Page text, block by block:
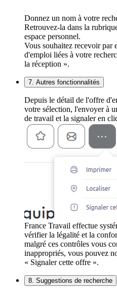
Donnez un nom à votre
Retrouvez-la dans la
espace personnel.
Vous souhaitez recevoir par
d'emploi liées à votre
la réception ».
7. Autres fonctionnalités
Depuis le détail de l'offre
votre sélection, l'envoyer à
de travail et la signaler en
France Travail effectue
vérifier la légalité et la
malgré ces contrôles vous
inappropriés, vous pouvez
« Signaler cette offre ».
8. Suggestions de recherche